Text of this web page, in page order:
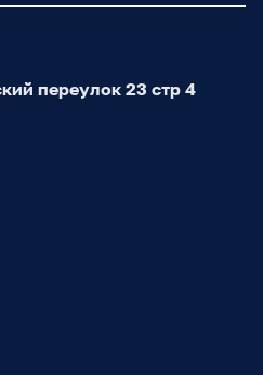
переулок 23 стр 4